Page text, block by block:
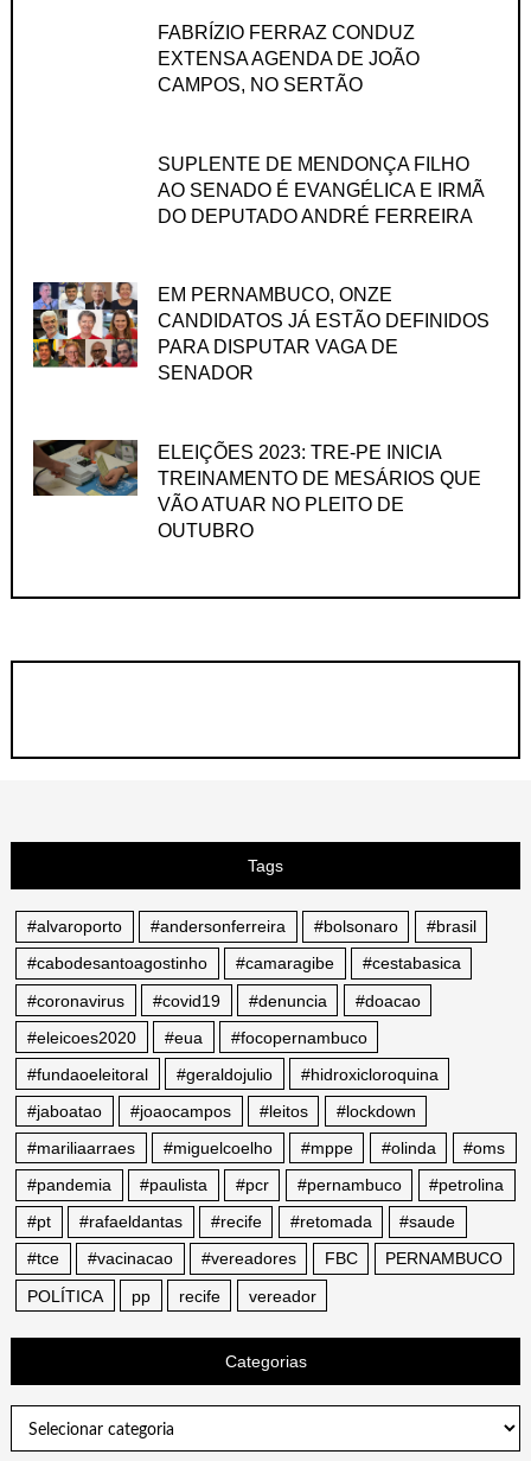
FABRÍZIO FERRAZ CONDUZ
EXTENSA AGENDA DE JOÃO
CAMPOS, NO SERTÃO
SUPLENTE DE MENDONÇA FILHO
AO SENADO É EVANGÉLICA E IRMÃ
DO DEPUTADO ANDRÉ FERREIRA
EM PERNAMBUCO, ONZE
CANDIDATOS JÁ ESTÃO DEFINIDOS
PARA DISPUTAR VAGA DE
SENADOR
ELEIÇÕES 2023: TRE-PE INICIA
TREINAMENTO DE MESÁRIOS QUE
VÃO ATUAR NO PLEITO DE
OUTUBRO
Tags
#alvaroporto #andersonferreira #bolsonaro
#brasil
#cabodesantoagostinho
#camaragibe
#cestabasica
#coronavirus
#covid19 #denuncia
#doacao
#eleicoes2020
#eua
#focopernambuco
#fundaoeleitoral
#geraldojulio
#hidroxicloroquina
#jaboatao
#joaocampos #leitos
#lockdown
#mariliaarraes
#miguelcoelho #mppe #olinda
#oms
#pandemia
#paulista #pcr #pernambuco
#petrolina
#pt
#rafaeldantas #recife #retomada
#saude
#tce
#vacinacao #vereadores FBC
PERNAMBUCO
POLÍTICA
pp recife vereador
Categorias